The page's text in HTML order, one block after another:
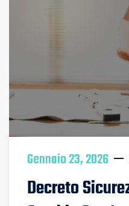
Gennaio 23, 2026
Decreto